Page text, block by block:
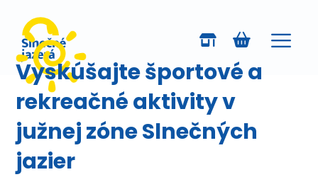
Vyskúšajte športové a
rekreačné aktivity v
južnej zóne Slnečných
jazier